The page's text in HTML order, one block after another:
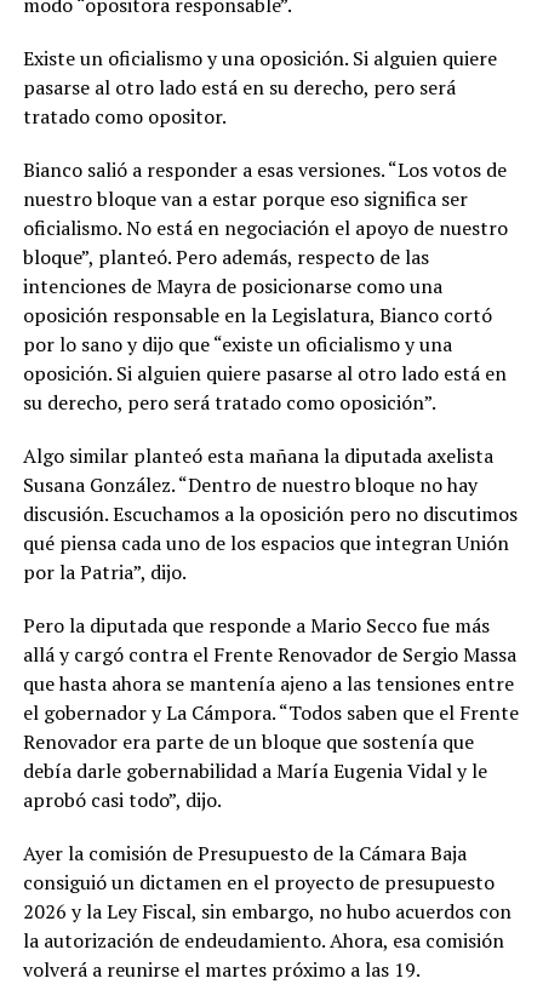
Existe un oficialismo y una oposición. Si alguien quiere
pasarse al otro lado está en su derecho, pero será
tratado como opositor.
Bianco salió a responder a esas versiones. “Los votos de
nuestro bloque van a estar porque eso significa ser
oficialismo. No está en negociación el apoyo de nuestro
bloque”, planteó. Pero además, respecto de las
intenciones de Mayra de posicionarse como una
oposición responsable en la Legislatura, Bianco cortó
por lo sano y dijo que “existe un oficialismo y una
oposición. Si alguien quiere pasarse al otro lado está en
su derecho, pero será tratado como oposición”.
Algo similar planteó esta mañana la diputada axelista
Susana González. “Dentro de nuestro bloque no hay
discusión. Escuchamos a la oposición pero no discutimos
qué piensa cada uno de los espacios que integran Unión
por la Patria”, dijo.
Pero la diputada que responde a Mario Secco fue más
allá y cargó contra el Frente Renovador de Sergio Massa
que hasta ahora se mantenía ajeno a las tensiones entre
el gobernador y La Cámpora. “Todos saben que el Frente
Renovador era parte de un bloque que sostenía que
debía darle gobernabilidad a María Eugenia Vidal y le
aprobó casi todo”, dijo.
Ayer la comisión de Presupuesto de la Cámara Baja
consiguió un dictamen en el proyecto de presupuesto
2026 y la Ley Fiscal, sin embargo, no hubo acuerdos con
la autorización de endeudamiento. Ahora, esa comisión
volverá a reunirse el martes próximo a las 19.